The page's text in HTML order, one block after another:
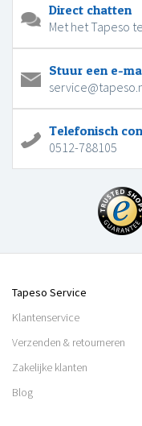
Direct chatten
Met het Tapeso
Stuur een e-
Telefonisch
0512-788105
Tapeso Service
Klantenservice
Verzenden & retourneren
Zakelijke klanten
Blog